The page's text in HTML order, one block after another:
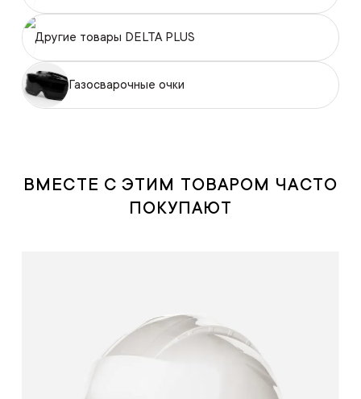
Другие товары DELTA PLUS
Газосварочные очки
ВМЕСТЕ С ЭТИМ ТОВАРОМ ЧАСТО
ПОКУПАЮТ